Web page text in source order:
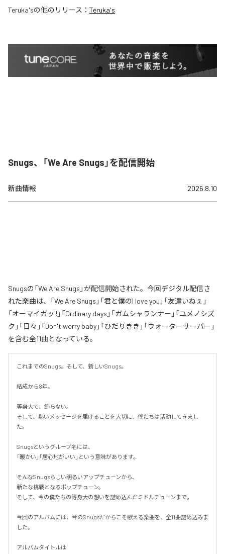
Teruka'sの他のリリース： Teruka's
Snugs、「We Are Snugs」を配信開始
新曲情報 2026.8.10
Snugsの「We Are Snugs」が配信開始された。今回デジタル配信さ
れた楽曲は、「We Are Snugs」「君と僕のI love you」「友達いねぇ」
「オーマイガッ!!」「Ordinary days」「ガムシャランナー」「ユメノシズ
ク」「日々」「Don't worry baby」「ひだりきき」「ウォーターサーバー」
を含む全11曲となっている。
これまでのSnugs。そして、新しいSnugs。
結成から8年。
等身大で、飾らない。
そして、熱いメッセージを届けることを大切に、僕たちは活動してきまし
た。
Snugsというグループ名には、
「暖かい」「居心地がいい」という意味があります。
そんなSnugsらしい明るいアップチューンから、
新たな挑戦となるポップチューン。
そして、今の僕たちの等身大の想いを詰め込んだミドルチューンまで。
今回のアルバムには、今のSnugsだからこそ歌える楽曲を、全11曲詰め込みま
した。
アルバムタイトルは